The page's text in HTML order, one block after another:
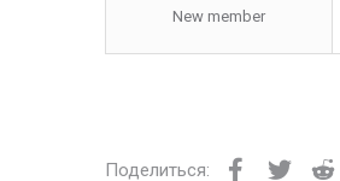
New member
Поделиться: Facebook
Twitter